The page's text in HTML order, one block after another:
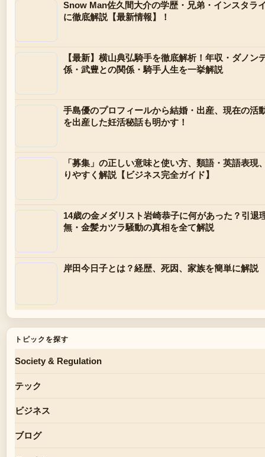
Snow Man佐久間大介の学歴・兄弟・インスタラ
に徹底解説【最新情報】！
【最新】横山典弘騎手を徹底解析！年収・ダノン
係・武豊との関係・騎手人生を一挙解説
手島優のプロフィールから結婚・出産、現在の活
を出産した妊活秘話も明かす！
「募集」の正しい意味と使い方、類語・英語表現
りやすく解説【ビジネス完全ガイド】
14歳の金メダリスト岩崎恭子に何があった？引退
無・金髪カツラ騒動の真相を全て解説
岸田今日子とは？経歴、死因、家族を簡単に解説
トピックを探す
Society & Regulation
テック
ビジネス
ブログ